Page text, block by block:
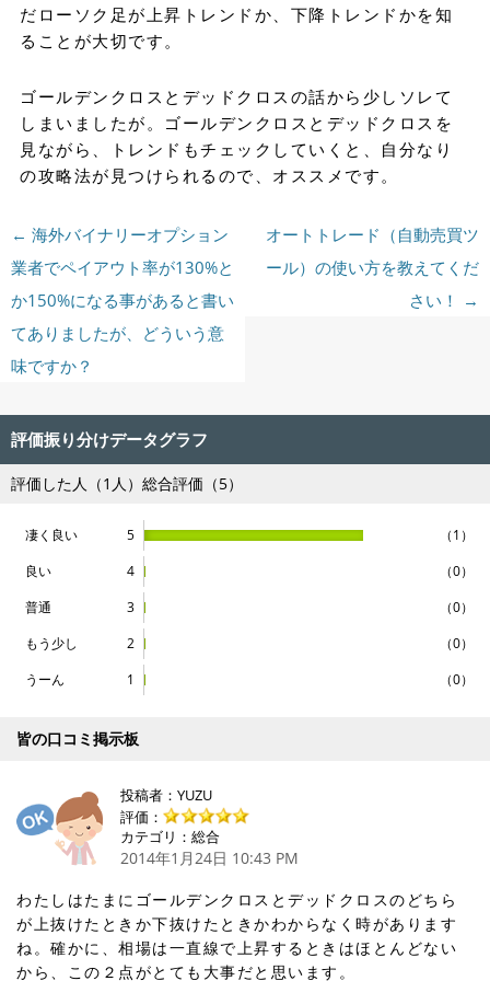
だローソク足が上昇トレンドか、下降トレンドかを知
ることが大切です。
ゴールデンクロスとデッドクロスの話から少しソレて
しまいましたが。ゴールデンクロスとデッドクロスを
見ながら、トレンドもチェックしていくと、自分なり
の攻略法が見つけられるので、オススメです。
投稿ナビゲーション
← 海外バイナリーオプション
業者でペイアウト率が130%と
か150%になる事があると書い
てありましたが、どういう意
味ですか？
オートトレード（自動売買ツ
ール）の使い方を教えてくだ
さい！
→
評価振り分けデータグラフ
評価した人（1 人）総合評価（5）
凄く良い 5
（1）
良い
4
（0）
普通
3
（0）
もう少し
2
（0）
うーん
1 （0）
皆の口コミ掲示板
投稿者： YUZU
評価：
カテゴリ：総合
2014年1月24日 10:43 PM
わたしはたまにゴールデンクロスとデッドクロスのどちら
が上抜けたときか下抜けたときかわからなく時があります
ね。確かに、相場は一直線で上昇するときはほとんどない
から、この２点がとても大事だと思います。